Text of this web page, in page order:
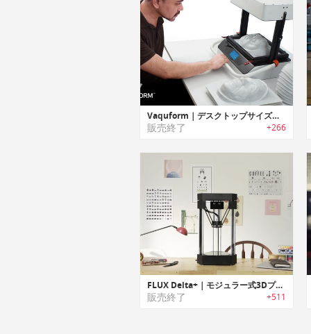
Vaquform｜デスクトップサイズデジタルバキュームフォーマー「バキュフォーム」
販売終了 +266
FLUX Delta+｜モジュラー式3Dプリンター
販売終了 +511